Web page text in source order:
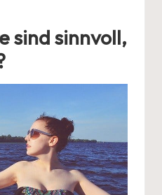
sind sinnvoll,